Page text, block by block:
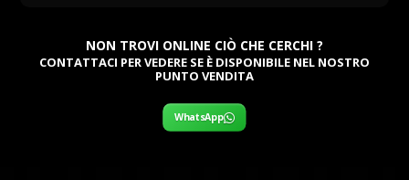
NON TROVI ONLINE CIÒ CHE CERCHI ?
CONTATTACI PER VEDERE SE È DISPONIBILE NEL NOSTRO
PUNTO VENDITA
WhatsApp